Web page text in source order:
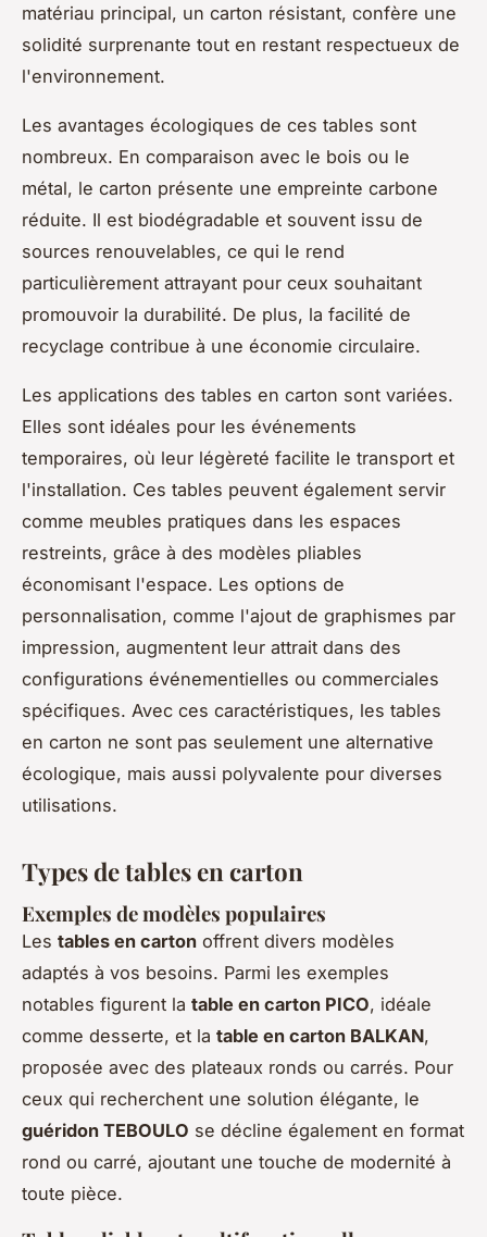
matériau principal, un carton résistant, confère une
solidité surprenante tout en restant respectueux de
l'environnement.
Les avantages écologiques de ces tables sont
nombreux. En comparaison avec le bois ou le
métal, le carton présente une empreinte carbone
réduite. Il est biodégradable et souvent issu de
sources renouvelables, ce qui le rend
particulièrement attrayant pour ceux souhaitant
promouvoir la durabilité. De plus, la facilité de
recyclage contribue à une économie circulaire.
Les applications des tables en carton sont variées.
Elles sont idéales pour les événements
temporaires, où leur légèreté facilite le transport et
l'installation. Ces tables peuvent également servir
comme meubles pratiques dans les espaces
restreints, grâce à des modèles pliables
économisant l'espace. Les options de
personnalisation, comme l'ajout de graphismes par
impression, augmentent leur attrait dans des
configurations événementielles ou commerciales
spécifiques. Avec ces caractéristiques, les tables
en carton ne sont pas seulement une alternative
écologique, mais aussi polyvalente pour diverses
utilisations.
Types de tables en carton
Exemples de modèles populaires
Les tables en carton offrent divers modèles
adaptés à vos besoins. Parmi les exemples
notables figurent la table en carton PICO, idéale
comme desserte, et la table en carton BALKAN,
proposée avec des plateaux ronds ou carrés. Pour
ceux qui recherchent une solution élégante, le
guéridon TEBOULO se décline également en format
rond ou carré, ajoutant une touche de modernité à
toute pièce.